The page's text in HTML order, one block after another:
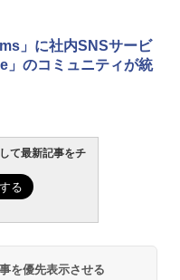
」に社内SNSサービ
」のコミュニティが統
て最新記事をチ
を優先表示させる